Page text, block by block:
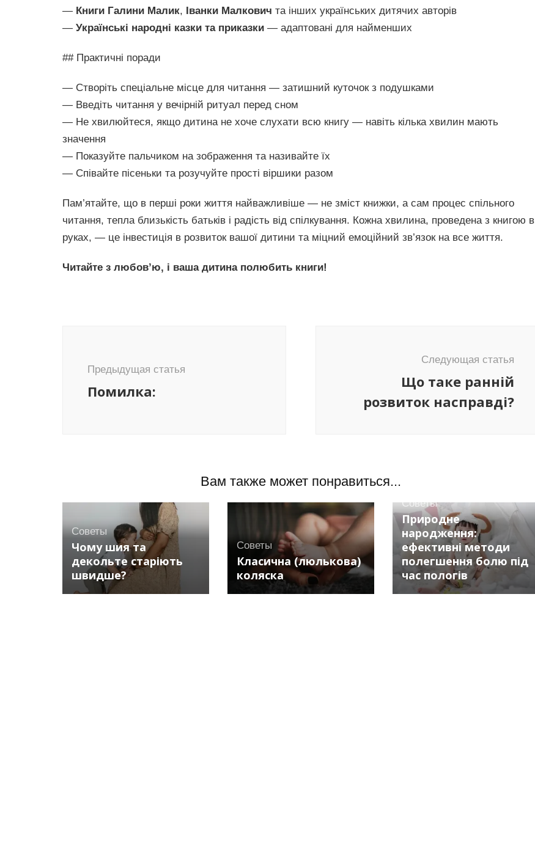
— Книги Галини Малик, Іванки Малкович та інших українських дитячих авторів
— Українські народні казки та приказки — адаптовані для найменших
## Практичні поради
— Створіть спеціальне місце для читання — затишний куточок з подушками
— Введіть читання у вечірній ритуал перед сном
— Не хвилюйтеся, якщо дитина не хоче слухати всю книгу — навіть кілька хвилин мають
значення
— Показуйте пальчиком на зображення та називайте їх
— Співайте пісеньки та розучуйте прості віршики разом
Пам’ятайте, що в перші роки життя найважливіше — не зміст книжки, а сам процес спільного
читання, тепла близькість батьків і радість від спілкування. Кожна хвилина, проведена з книгою в
руках, — це інвестиція в розвиток вашої дитини та міцний емоційний зв’язок на все життя.
Читайте з любов’ю, і ваша дитина полюбить книги!
записям
Предыдущая статья
Помилка:
Следующая статья
Що таке ранній
розвиток насправді?
Вам также может понравиться...
Советы
Чому шия та
декольте старіють
швидше?
Советы
Класична (люлькова)
коляска
Советы
Природне
народження:
ефективні методи
полегшення болю під
час пологів